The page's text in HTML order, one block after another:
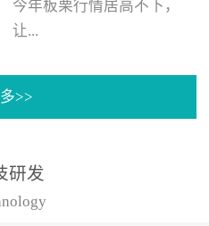
产
今年板栗行情居高不下，
让...
许多板栗种植户都获得了
有位王大姐今年使用一款
非常火爆...
>>
研发